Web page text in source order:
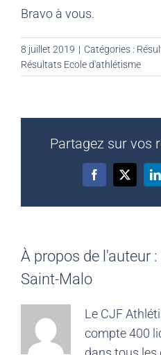
Bravo à vous.
8 juillet 2019 | Catégories :
Résultats Ecole d'athlétisme
Partagez sur vos
Facebook
X
À propos de l'auteur :
Saint-Malo
Le CJF
compte 400